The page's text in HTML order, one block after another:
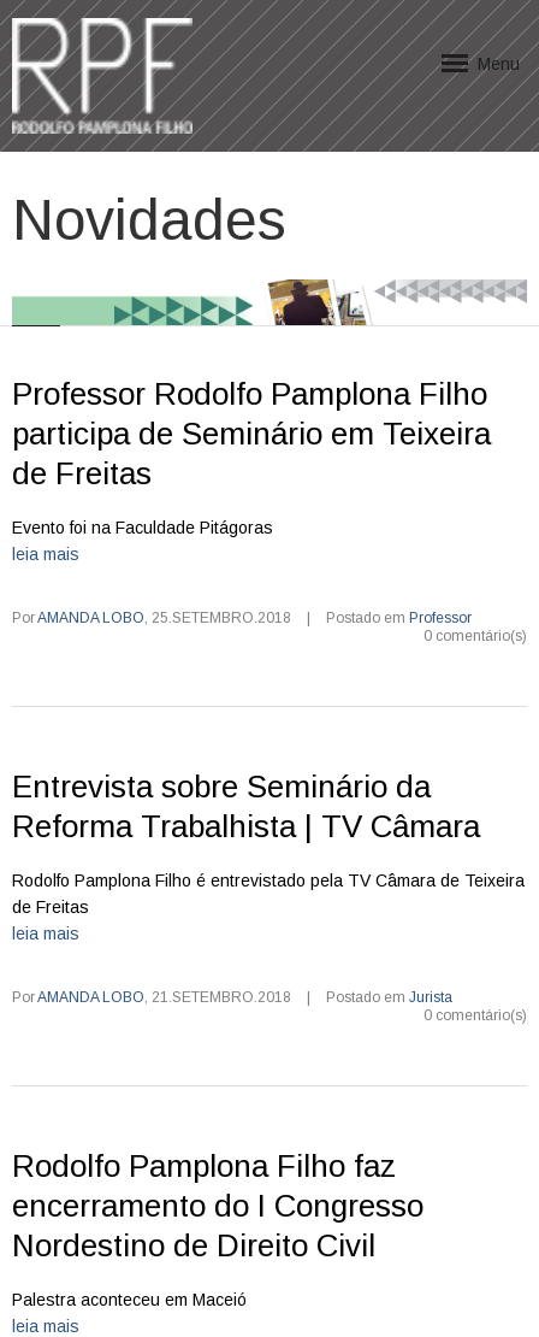
Menu
Novidades
Professor Rodolfo Pamplona Filho
participa de Seminário em Teixeira
de Freitas
Evento foi na Faculdade Pitágoras
leia mais
PorAMANDA LOBO, 25.SETEMBRO.2018 Postado em Professor
0 comentário(s)
Entrevista sobre Seminário da
Reforma Trabalhista | TV Câmara
Rodolfo Pamplona Filho é entrevistado pela TV Câmara de Teixeira
de Freitas
leia mais
PorAMANDA LOBO, 21.SETEMBRO.2018 Postado em Jurista
0 comentário(s)
Rodolfo Pamplona Filho faz
encerramento do I Congresso
Nordestino de Direito Civil
Palestra aconteceu em Maceió
leia mais